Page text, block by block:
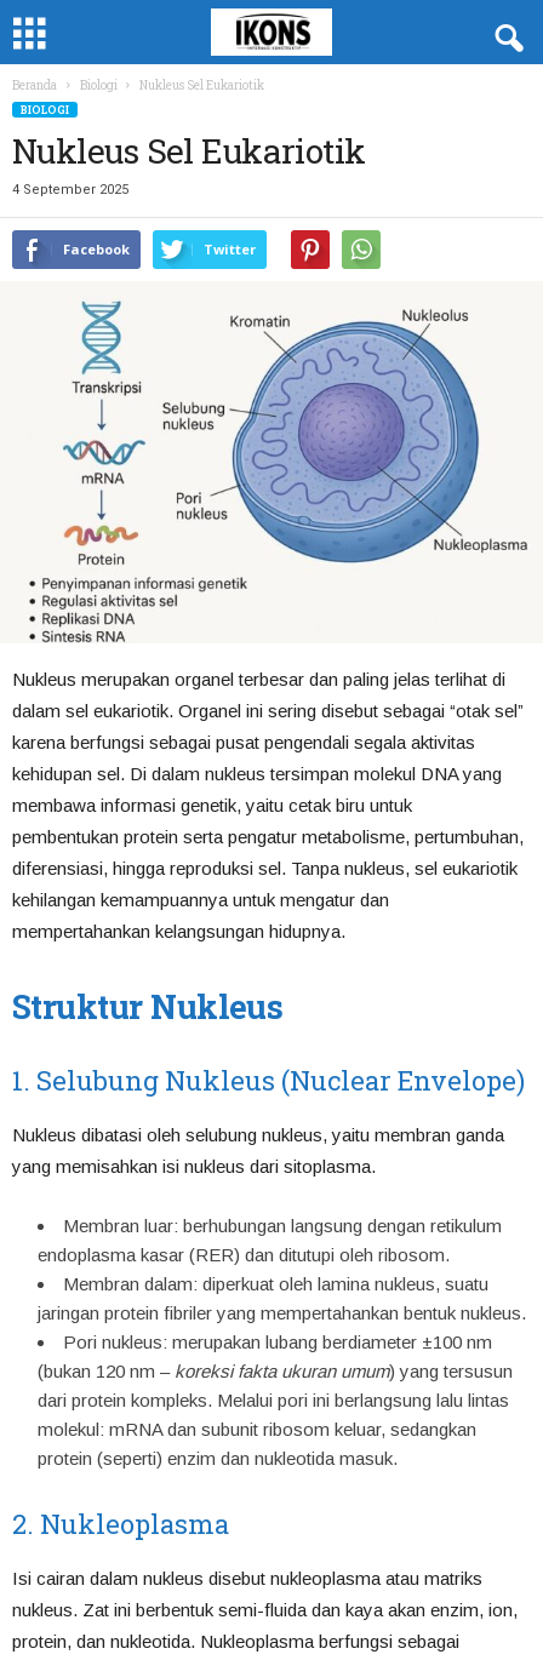
Beranda Biologi Nukleus Sel Eukariotik
BIOLOGI
Nukleus Sel Eukariotik
4 September 2025
Facebook Twitter
Nukleus merupakan organel terbesar dan paling jelas terlihat di
dalam sel eukariotik. Organel ini sering disebut sebagai “otak sel”
karena berfungsi sebagai pusat pengendali segala aktivitas
kehidupan sel. Di dalam nukleus tersimpan molekul DNA yang
membawa informasi genetik, yaitu cetak biru untuk
pembentukan protein serta pengatur metabolisme, pertumbuhan,
diferensiasi, hingga reproduksi sel. Tanpa nukleus, sel eukariotik
kehilangan kemampuannya untuk mengatur dan
mempertahankan kelangsungan hidupnya.
Struktur Nukleus
1. Selubung Nukleus (Nuclear Envelope)
Nukleus dibatasi oleh selubung nukleus, yaitu membran ganda
yang memisahkan isi nukleus dari sitoplasma.
Membran luar: berhubungan langsung dengan retikulum
endoplasma kasar (RER) dan ditutupi oleh ribosom.
Membran dalam: diperkuat oleh lamina nukleus, suatu
jaringan protein fibriler yang mempertahankan bentuk nukleus.
Pori nukleus: merupakan lubang berdiameter ±100 nm
(bukan 120 nm – koreksi fakta ukuran umum) yang tersusun
dari protein kompleks. Melalui pori ini berlangsung lalu lintas
molekul: mRNA dan subunit ribosom keluar, sedangkan
protein (seperti) enzim dan nukleotida masuk.
2. Nukleoplasma
Isi cairan dalam nukleus disebut nukleoplasma atau matriks
nukleus. Zat ini berbentuk semi-fluida dan kaya akan enzim, ion,
protein, dan nukleotida. Nukleoplasma berfungsi sebagai